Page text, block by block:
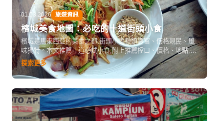
01.03.2026 旅遊資訊
檳城美食地圖：必吃的十道街頭小食
檳城是馬來西亞的美食之都,街頭小食種類豐富、價格親民、風
味獨特。本文推薦十道必試小食,附上推薦檔口、價格、地點,讓
你像本地人一樣吃遍檳城美食。
探索更多